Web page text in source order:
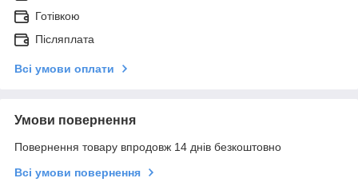
Готівкою
Післяплата
Всі умови оплати
Умови повернення
Повернення товару впродовж 14 днів безкоштовно
Всі умови повернення